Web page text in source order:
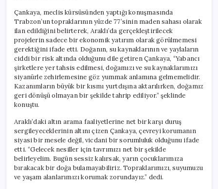
Çankaya, meclis kürsüsünden yaptığı konuşmasında
Trabzon’un topraklarının yüzde 77’sinin maden sahası olarak
ilan edildiğini belirterek, Araklı’da gerçekleştirilecek
projelerin sadece bir ekonomik yatırım olarak görülmemesi
gerektiğini ifade etti. Doğanın, su kaynaklarının ve yaylaların
ciddi bir risk altında olduğunu dile getiren Çankaya, “Yabancı
şirketlere yer tahsis edilmesi, doğamızı ve su kaynaklarımızı
siyanürle zehirlemesine göz yummak anlamına gelmemelidir.
Kazanımların büyük bir kısmı yurtdışına aktarılırken, doğamız
geri dönüşü olmayan bir şekilde tahrip ediliyor.” şeklinde
konuştu.
Araklı’daki altın arama faaliyetlerine net bir karşı duruş
sergileyeceklerinin altını çizen Çankaya, çevreyi korumanın
siyasi bir mesele değil, vicdani bir sorumluluk olduğunu ifade
etti. “Gelecek nesiller için tavrımızı net bir şekilde
belirleyelim. Bugün sessiz kalırsak, yarın çocuklarımıza
bırakacak bir doğa bulamayabiliriz. Topraklarımızı, suyumuzu
ve yaşam alanlarımızı korumak zorundayız.” dedi.